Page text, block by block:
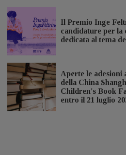
Il Premio Inge
candidature per la
dedicata al tema
Aperte le adesioni
della China
Children's Book
entro il 21 luglio